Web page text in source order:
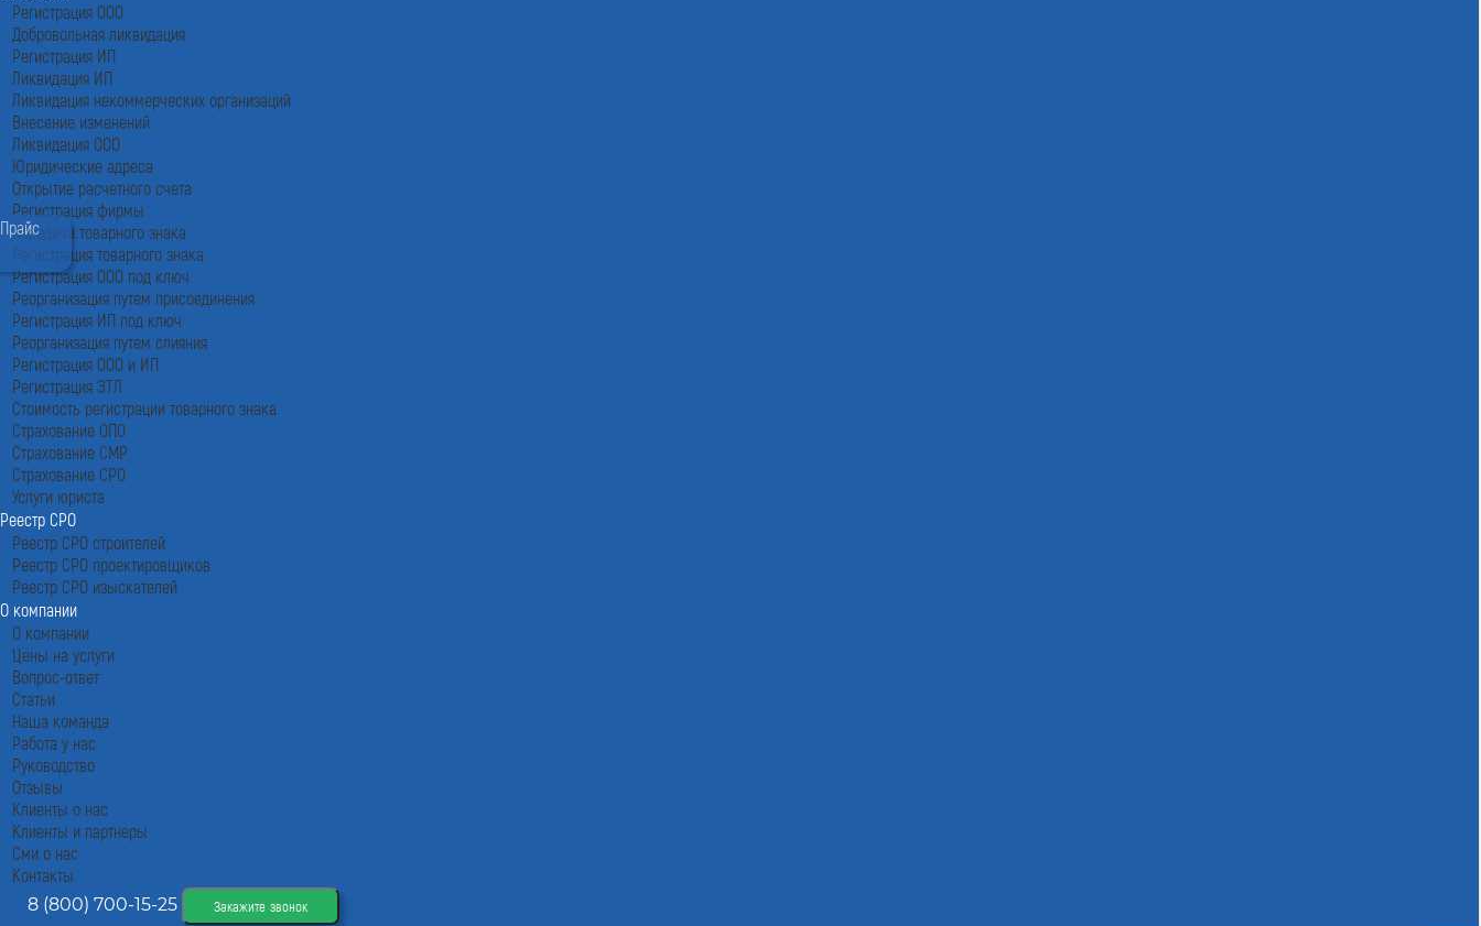
Регистрация ООО
Добровольная ликвидация
Регистрация ИП
Ликвидация ИП
Ликвидация некоммерческих организаций
Внесение изменений
Ликвидация ООО
Юридические адреса
Открытие расчетного счета
Регистрация фирмы
Передача товарного знака
Регистрация товарного знака
Регистрация ООО под ключ
Реорганизация путем присоединения
Регистрация ИП под ключ
Реорганизация путем слияния
Регистрация ООО и ИП
Регистрация ЭТЛ
Стоимость регистрации товарного знака
Страхование ОПО
Страхование СМР
Страхование СРО
Услуги юриста
Реестр СРО
Реестр СРО строителей
Реестр СРО проектировщиков
Реестр СРО изыскателей
О компании
О компании
Цены на услуги
Вопрос-ответ
Статьи
Наша команда
Работа у нас
Руководство
Отзывы
Клиенты о нас
Клиенты и партнеры
Сми о нас
Контакты
8 (800) 700-15-25
Закажите звонок
Прайс